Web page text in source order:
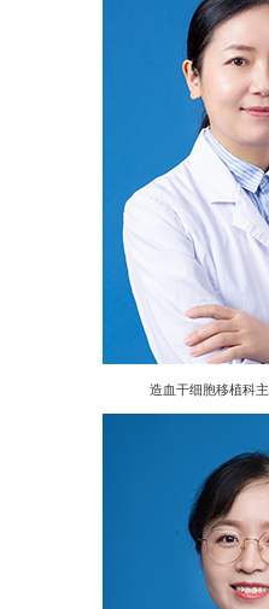
造血干细胞移植科